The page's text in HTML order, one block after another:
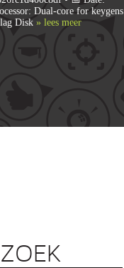
Dual-core for keygens
Disk » lees meer